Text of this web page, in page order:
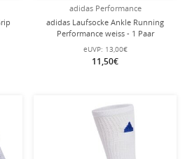
adidas Performance
adidas Laufsocke Ankle Running
Performance weiss - 1 Paar
eUVP: 13,00€
11,50€